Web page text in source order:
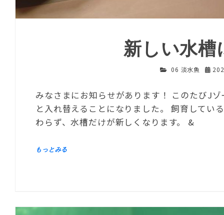
新しい水槽
06 淡水魚
みなさまにお知らせがあります！ このたびJ
と入れ替えることになりました。 飼育してい
わらず、水槽だけが新しくなります。 &